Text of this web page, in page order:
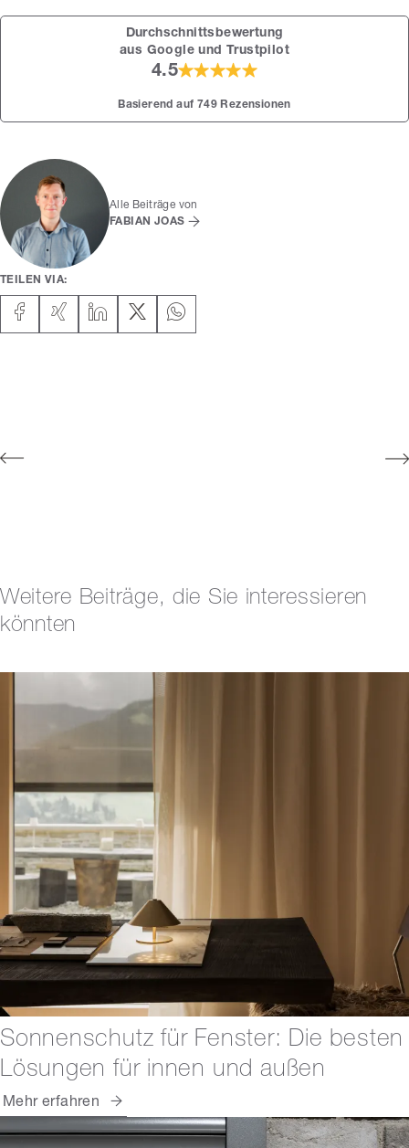
Alle Beiträge von
FABIAN JOAS
TEILEN VIA:
Durchschnittsbewertung
aus Google und Trustpilot
4.5
Basierend auf 749 Rezensionen
Weitere Beiträge, die Sie interessieren
könnten
Sonnenschutz für Fenster: Die besten
Lösungen für innen und außen
Mehr erfahren